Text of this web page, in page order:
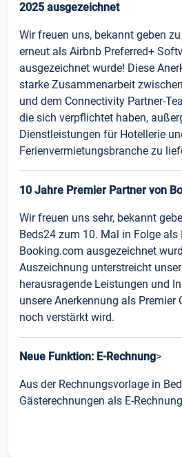
2025 ausgezeichnet
Wir freuen uns, bekannt geben
erneut als Airbnb Preferred+
ausgezeichnet wurde! Diese
starke Zusammenarbeit
und dem Connectivity Partner-
die sich verpflichtet haben,
Dienstleistungen für Hotellerie
Ferienvermietungsbranche zu
10 Jahre Premier Partner von
Wir freuen uns sehr, bekannt
Beds24 zum 10. Mal in Folge als
Booking.com ausgezeichnet
Auszeichnung unterstreicht
herausragende Leistungen und
unsere Anerkennung als Premier
noch verstärkt wird.
Neue Funktion: E-Rechnung>
Aus der Rechnungsvorlage in
Gästerechnungen als E-